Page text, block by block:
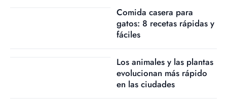
Comida casera para
gatos: 8 recetas rápidas y
fáciles
Los animales y las plantas
evolucionan más rápido
en las ciudades